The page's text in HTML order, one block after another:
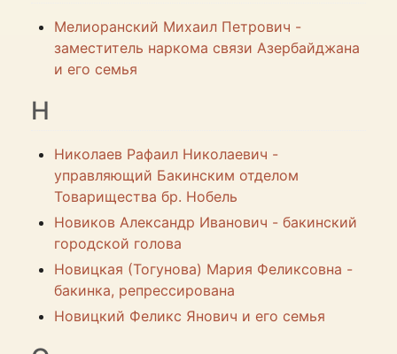
Мелиоранский Михаил Петрович -
заместитель наркома связи Азербайджана
и его семья
Н
Николаев Рафаил Николаевич -
управляющий Бакинским отделом
Товарищества бр. Нобель
Новиков Александр Иванович - бакинский
городской голова
Новицкая (Тогунова) Мария Феликсовна -
бакинка, репрессирована
Новицкий Феликс Янович и его семья